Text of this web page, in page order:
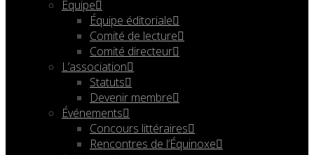
Équipe
Équipe éditoriale
Comité de lecture
Comité directeur
L’association
Statuts
Devenir membre
Événements
Concours littéraires
Rencontres de l’Équinoxe